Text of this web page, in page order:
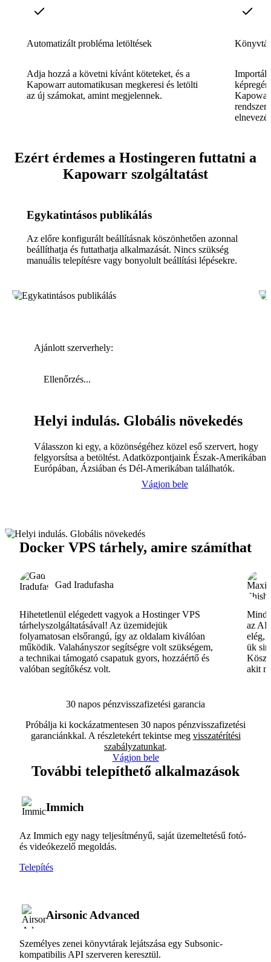
Automatizált probléma letöltések
Adja hozzá a követni kívánt köteteket, és a
Kapowarr automatikusan megkeresi és letölti
az új számokat, amint megjelennek.
Könyvtár
Ezért érdemes a Hostingeren futtatni a
Kapowarr szolgáltatást
Egykatintásos publikálás
Az előre konfigurált beállításnak köszönhetően azonnal
beállíthatja és futtathatja alkalmazását. Nincs szükség
manuális telepítésre vagy bonyolult beállítási lépésekre.
Ajánlott szerverhely:
Ellenőrzés...
Helyi indulás. Globális növekedés
Válasszon ki egy, a közönségéhez közel eső szervert, hogy
felgyorsítsa a betöltést. Adatközpontjaink Észak-Amerikában,
Európában, Ázsiában és Dél-Amerikában találhatók.
Vágjon bele
Docker VPS tárhely, amire számíthat
Gad Iradufasha
Hihetetlenül elégedett vagyok a Hostinger VPS
tárhelyszolgáltatásával! Az üzemidejük
folyamatosan elsőrangú, így az oldalam kiválóan
működik. Valahányszor segítségre volt szükségem,
a technikai támogató csapatuk gyors, hozzáértő és
valóban segítőkész volt.
az AI-
elég,
ük
akit
30 napos pénzvisszafizetési garancia
Próbálja ki kockázatmentesen 30 napos pénzvisszafizetési
garanciánkkal. A részletekért tekintse meg visszatérítési
szabályzatunkat.
Vágjon bele
További telepíthető alkalmazások
Immich
Az Immich egy nagy teljesítményű, saját üzemeltetésű fotó-
és videókezelő megoldás.
Telepítés
Airsonic Advanced
Személyes zenei könyvtárak lejátszása egy Subsonic-
kompatibilis API szerveren keresztül.